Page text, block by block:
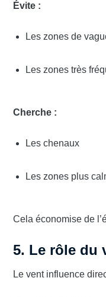
Évite :
Les zones de
Les zones très
Cherche :
Les chenaux
Les zones plus
Cela économise de
5. Le rôle du
Le vent influence